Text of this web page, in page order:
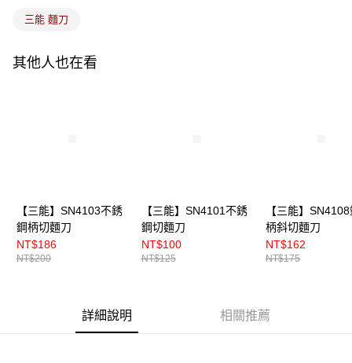
三能 麵刀
其他人也在看
【三能】SN4103不銹
鋼柄切麵刀
NT$186
NT$200
【三能】SN4101不銹
鋼切麵刀
NT$100
NT$125
【三能】
柄斜切麵刀
NT$162
NT$175
詳細說明 相關推薦